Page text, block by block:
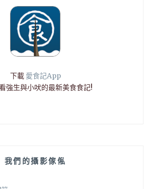
下載 愛食記App
強生與小吠的最新美食食記!
我們的攝影傢俬